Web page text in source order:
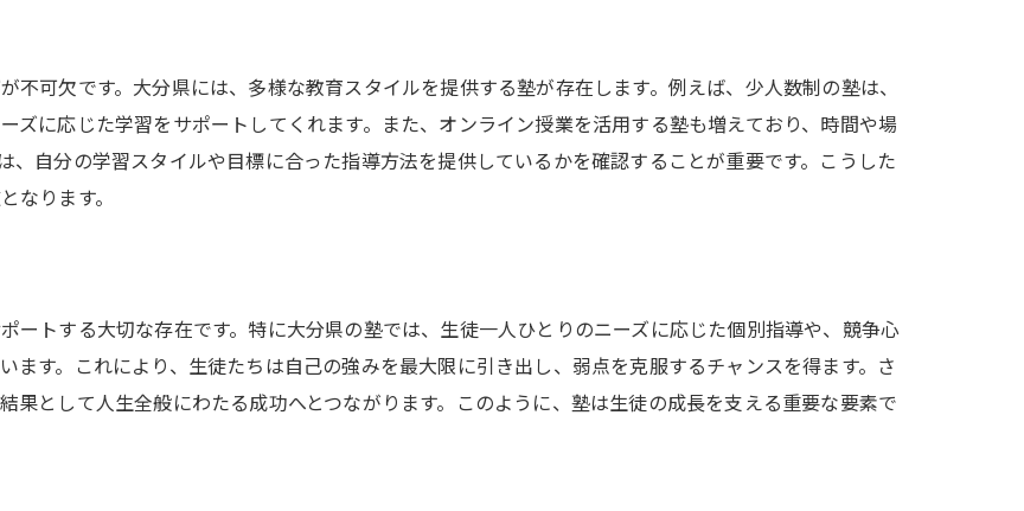
よくある失敗例とその回避策
契約前に確認すべきポイント
支払いプランと費用の透明性
目標に合った塾を見つけるためのステップガイド
自己分析から始める塾選び
可欠です。大分県には、多様な教育スタイルを提供する塾が存在します。例えば、少人数制の塾は、
ズに応じた学習をサポートしてくれます。また、オンライン授業を活用する塾も増えており、時間や場
、自分の学習スタイルや目標に合った指導方法を提供しているかを確認することが重要です。こうした
なります。
ートする大切な存在です。特に大分県の塾では、生徒一人ひとりのニーズに応じた個別指導や、競争心
ます。これにより、生徒たちは自己の強みを最大限に引き出し、弱点を克服するチャンスを得ます。さ
果として人生全般にわたる成功へとつながります。このように、塾は生徒の成長を支える重要な要素で